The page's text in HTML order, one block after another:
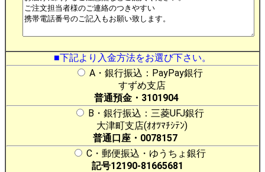
■下記より入金方法をお選び下さい。
A・銀行振込：PayPay銀行
すずめ支店
普通預金・3101904
B・銀行振込：三菱UFJ銀行
大津町支店(ｵｵﾂﾏﾁｼﾃﾝ)
普通口座・0078157
C・郵便振込・ゆうちょ銀行
記号12190-81665681